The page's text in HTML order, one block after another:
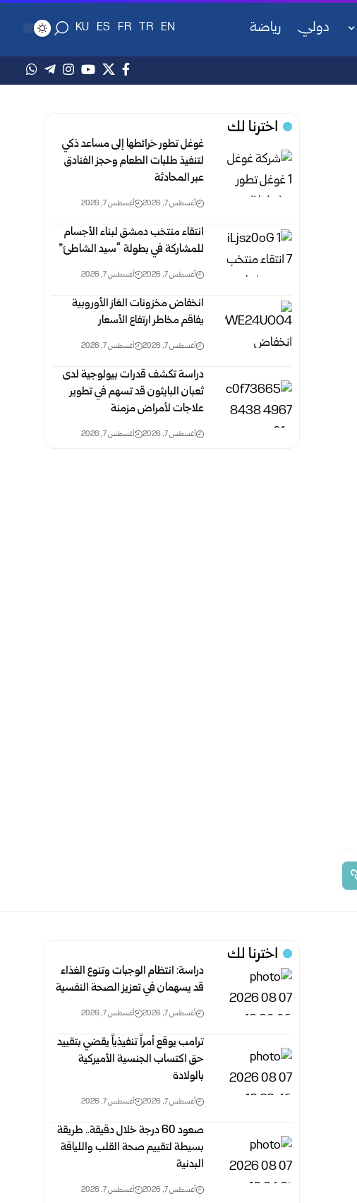
دولي رياضة EN
TR
FR
ES
KU
اخترنا لك
غوغل تطور خرائطها إلى مساعد ذكي
لتنفيذ طلبات الطعام وحجز الفنادق
عبر المحادثة
أغسطس 7, 2026 أغسطس 7, 2026
انتقاء منتخب دمشق لبناء الأجسام
للمشاركة في بطولة “سيد الشاطئ”
أغسطس 7, 2026 أغسطس 7, 2026
انخفاض مخزونات الغاز الأوروبية
يفاقم مخاطر ارتفاع الأسعار
أغسطس 7, 2026 أغسطس 7, 2026
دراسة تكشف قدرات بيولوجية لدى
ثعبان البايثون قد تسهم في تطوير
علاجات لأمراض مزمنة
أغسطس 7, 2026 أغسطس 7, 2026
اخترنا لك
دراسة: انتظام الوجبات وتنوع الغذاء
قد يسهمان في تعزيز الصحة النفسية
أغسطس 7, 2026 أغسطس 7, 2026
ترامب يوقع أمراً تنفيذياً يقضي بتقييد
حق اكتساب الجنسية الأميركية
بالولادة
أغسطس 7, 2026 أغسطس 7, 2026
صعود 60 درجة خلال دقيقة.. طريقة
بسيطة لتقييم صحة القلب واللياقة
البدنية
أغسطس 7, 2026 أغسطس 7, 2026